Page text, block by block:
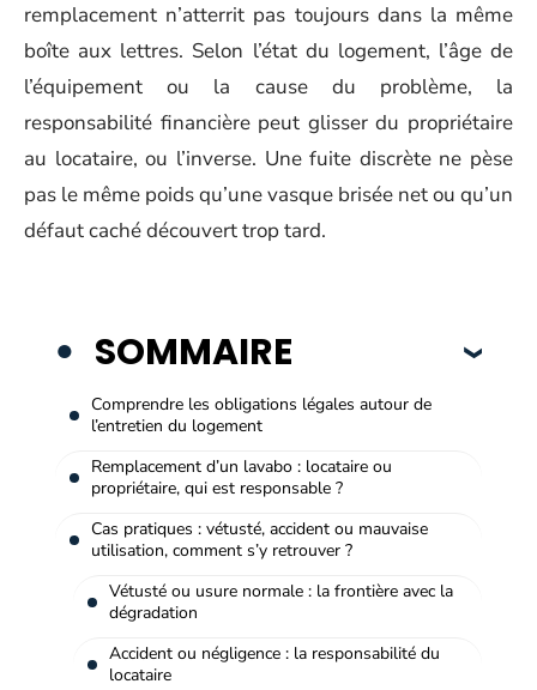
remplacement n’atterrit pas toujours dans la même
boîte aux lettres. Selon l’état du logement, l’âge de
l’équipement ou la cause du problème, la
responsabilité financière peut glisser du propriétaire
au locataire, ou l’inverse. Une fuite discrète ne pèse
pas le même poids qu’une vasque brisée net ou qu’un
défaut caché découvert trop tard.
SOMMAIRE
Comprendre les obligations légales autour de
l’entretien du logement
Remplacement d’un lavabo : locataire ou
propriétaire, qui est responsable ?
Cas pratiques : vétusté, accident ou mauvaise
utilisation, comment s’y retrouver ?
Vétusté ou usure normale : la frontière avec la
dégradation
Accident ou négligence : la responsabilité du
locataire